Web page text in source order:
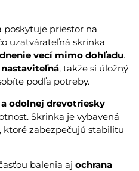
poskytuje priestor na
uzatvárateľná skrinka
vecí mimo dohľadu.
, takže si úložný
podľa potreby.
odolnej drevotriesky
Skrinka je vybavená
, ktoré zabezpečujú stabilitu
balenia aj ochrana